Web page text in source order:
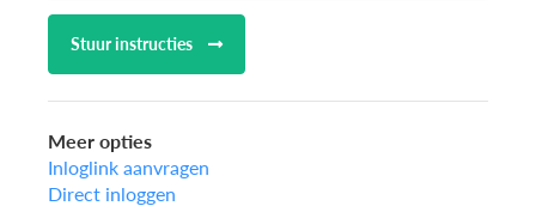
Stuur instructies
Meer opties
Inloglink aanvragen
Direct inloggen